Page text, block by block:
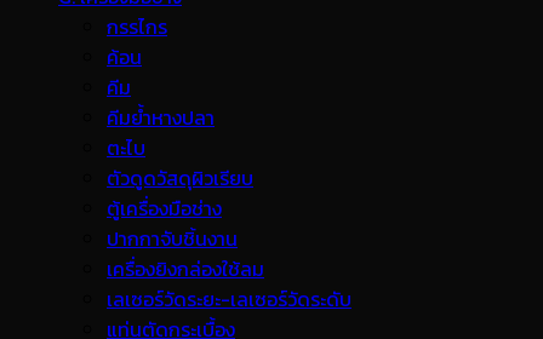
กรรไกร
ค้อน
คีม
คีมย้ำหางปลา
ตะไบ
ตัวดูดวัสดุผิวเรียบ
ตู้เครื่องมือช่าง
ปากกาจับชิ้นงาน
เครื่องยิงกล่องใช้ลม
เลเซอร์วัดระยะ-เลเซอร์วัดระดับ
แท่นตัดกระเบื้อง